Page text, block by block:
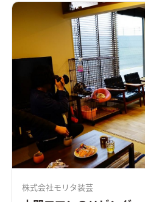
株式会社モリタ装芸